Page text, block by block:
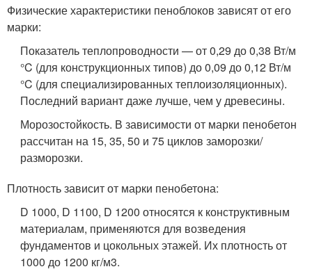
Физические характеристики пеноблоков зависят от его
марки:
Показатель теплопроводности — от 0,29 до 0,38 Вт/м
°C (для конструкционных типов) до 0,09 до 0,12 Вт/м
°C (для специализированных теплоизоляционных).
Последний вариант даже лучше, чем у древесины.
Морозостойкость. В зависимости от марки пенобетон
рассчитан на 15, 35, 50 и 75 циклов заморозки/
разморозки.
Плотность зависит от марки пенобетона:
D 1000, D 1100, D 1200 относятся к конструктивным
материалам, применяются для возведения
фундаментов и цокольных этажей. Их плотность от
1000 до 1200 кг/м3.